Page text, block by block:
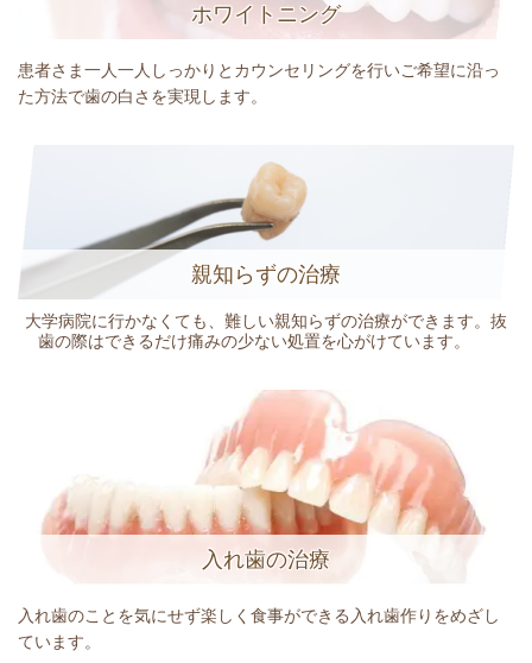
ホワイトニング
患者さま一人一人しっかりとカウンセリングを行いご希望に沿っ
た方法で歯の白さを実現します。
親知らずの治療
大学病院に行かなくても、難しい親知らずの治療ができます。抜
歯の際はできるだけ痛みの少ない処置を心がけています。
入れ歯の治療
入れ歯のことを気にせず楽しく食事ができる入れ歯作りをめざし
ています。